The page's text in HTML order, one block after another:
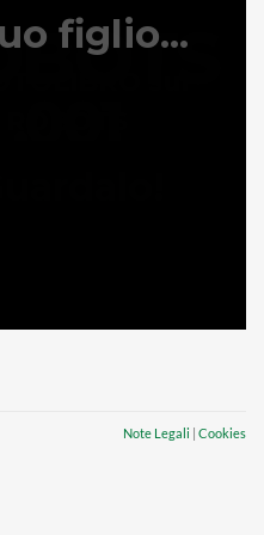
Note Legali | Cookies